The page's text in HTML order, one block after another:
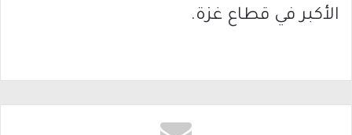
الأكبر في قطاع غزة.